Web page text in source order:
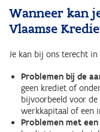
Wanneer kan
Vlaamse
Je kan bij ons terecht
Problemen bij de
geen krediet of
bijvoorbeeld voor
werkkapitaal of een
Problemen met